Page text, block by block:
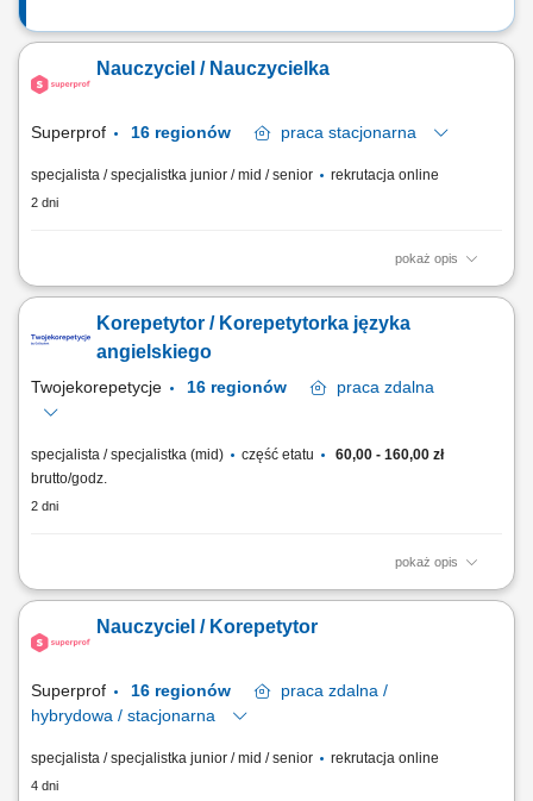
Nauczyciel / Nauczycielka
Superprof praca stacjonarna
specjalista / specjalistka junior / mid / senior rekrutacja online
2 dni
pokaż opis
Opis stanowiska Prowadzenie prywatnych lekcji i korepetycji w Polsce.
sztuka, sport, wellness). Łączenie się z uczniami za pośrednictwem
największej na świecie platformy edukacyjnej. Dzielenie się swoją
Korepetytor / Korepetytorka języka
angielskiego
Twojekorepetycje praca zdalna
specjalista / specjalistka (mid) część etatu
60,00 - 160,00 zł
brutto/godz.
2 dni
pokaż opis
Opis stanowiska Prowadzenie indywidualnych zajęć z języka
sposobu nauczania do poziomu ucznia; Pomoc w przygotowaniu do
egzaminów, konwersacji oraz nauki szkolnej; Budowanie pozytywnej
Nauczyciel / Korepetytor
Superprof praca zdalna /
hybrydowa / stacjonarna
specjalista / specjalistka junior / mid / senior rekrutacja online
4 dni